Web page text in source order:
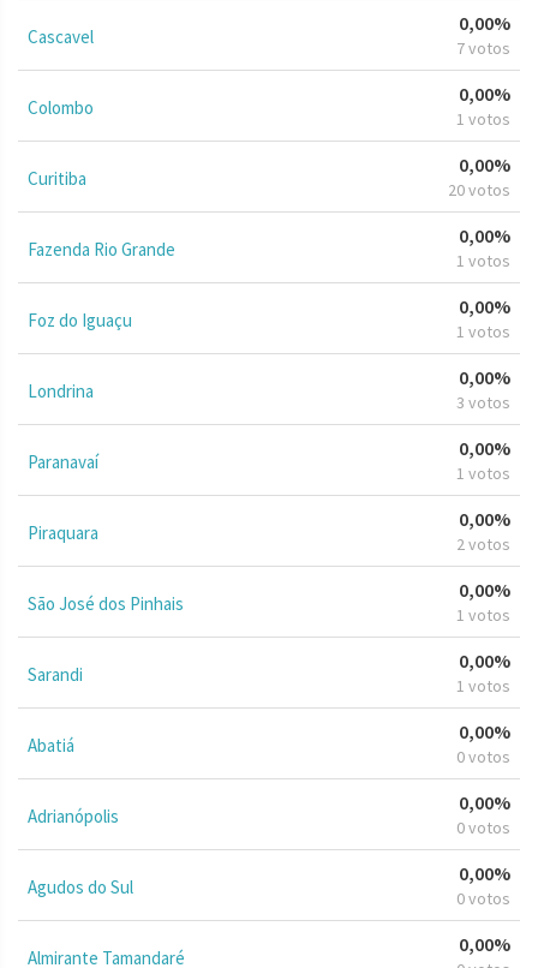
Cascavel
0,00%
7 votos
Colombo
0,00%
1 votos
Curitiba
0,00%
20 votos
Fazenda Rio Grande
0,00%
1 votos
Foz do Iguaçu
0,00%
1 votos
Londrina
0,00%
3 votos
Paranavaí
0,00%
1 votos
Piraquara
0,00%
2 votos
São José dos Pinhais
0,00%
1 votos
Sarandi
0,00%
1 votos
Abatiá
0,00%
0 votos
Adrianópolis
0,00%
0 votos
Agudos do Sul
0,00%
0 votos
Almirante Tamandaré
0,00%